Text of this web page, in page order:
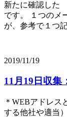
新たに確認した
です。 １つのメ
が、参考で１つ
2019/11/19
11月19日収集
＊WEBアドレス
する他社や適当